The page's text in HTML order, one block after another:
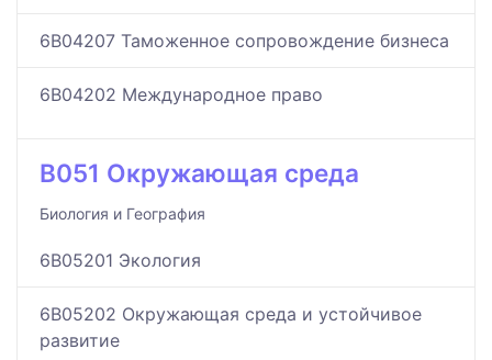
6B04207 Таможенное сопровождение бизнеса
6B04202 Международное право
B051 Окружающая среда
Биология и География
6B05201 Экология
6B05202 Окружающая среда и устойчивое
развитие